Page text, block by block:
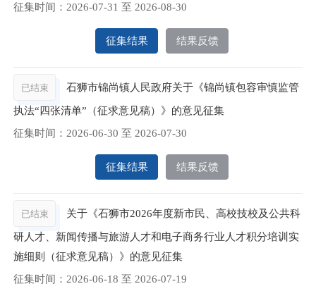
征集时间： 2026-07-31 至 2026-08-30
征集结果 结果反馈
已结束
石狮市锦尚镇人民政府关于《锦尚镇包容审慎监管
执法“四张清单”（征求意见稿）》的意见征集
征集时间： 2026-06-30 至 2026-07-30
征集结果 结果反馈
已结束
关于《石狮市2026年度新市民、高校技校及公共科
研人才、新闻传播与旅游人才和电子商务行业人才积分培训实
施细则（征求意见稿）》的意见征集
征集时间： 2026-06-18 至 2026-07-19